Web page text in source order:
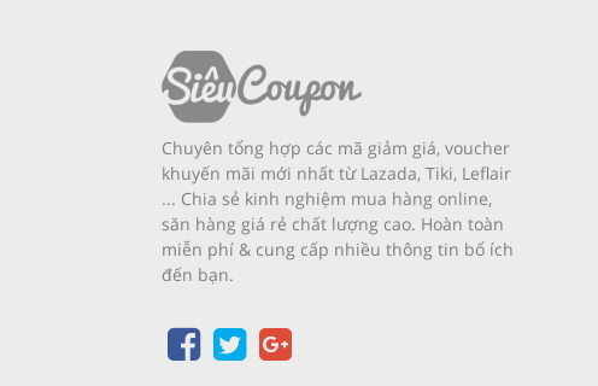
Chuyên tổng hợp các mã giảm giá, voucher
khuyến mãi mới nhất từ Lazada, Tiki, Leflair
... Chia sẻ kinh nghiệm mua hàng online,
săn hàng giá rẻ chất lượng cao. Hoàn toàn
miễn phí & cung cấp nhiều thông tin bổ ích
đến bạn.